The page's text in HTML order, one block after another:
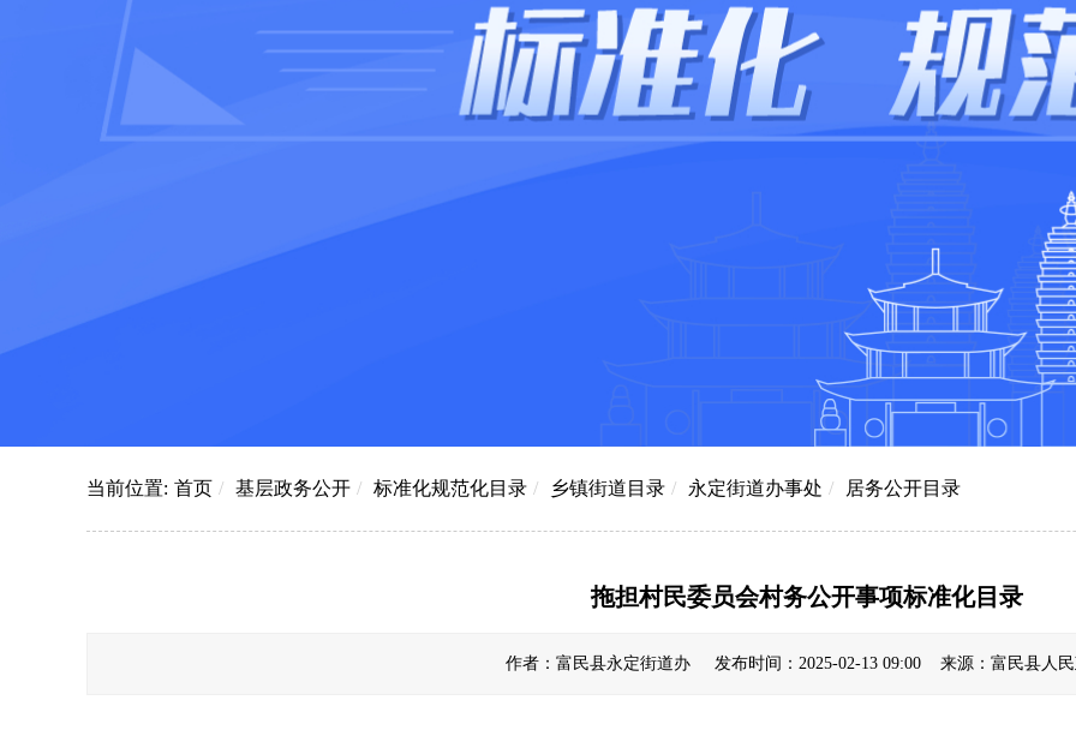
当前位置: 首页 / 基层政务公开 / 标准化规范化目录 / 乡镇街道目录 / 永定街道办事处 / 居务公开目录
拖担村民委员会村务公开事项标准化目录
作者：富民县永定街道办 发布时间：2025-02-13 09:00 来源：富民县人